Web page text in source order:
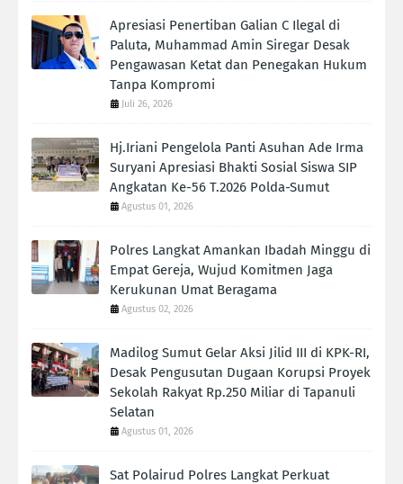
Apresiasi Penertiban Galian C Ilegal di
Paluta, Muhammad Amin Siregar Desak
Pengawasan Ketat dan Penegakan Hukum
Tanpa Kompromi
Juli 26, 2026
Hj.Iriani Pengelola Panti Asuhan Ade Irma
Suryani Apresiasi Bhakti Sosial Siswa SIP
Angkatan Ke-56 T.2026 Polda-Sumut
Agustus 01, 2026
Polres Langkat Amankan Ibadah Minggu di
Empat Gereja, Wujud Komitmen Jaga
Kerukunan Umat Beragama
Agustus 02, 2026
Madilog Sumut Gelar Aksi Jilid III di KPK-RI,
Desak Pengusutan Dugaan Korupsi Proyek
Sekolah Rakyat Rp.250 Miliar di Tapanuli
Selatan
Agustus 01, 2026
Sat Polairud Polres Langkat Perkuat